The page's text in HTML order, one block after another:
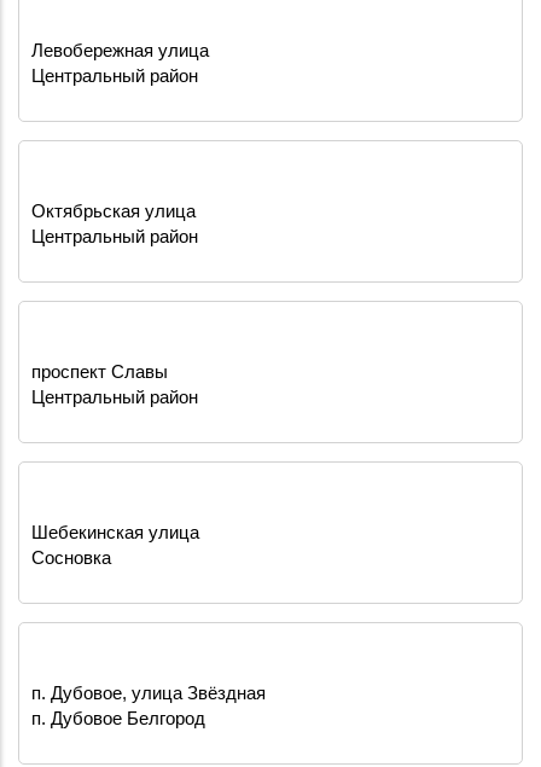
Левобережная улица
Центральный район
Октябрьская улица
Центральный район
проспект Славы
Центральный район
Шебекинская улица
Сосновка
п. Дубовое, улица Звёздная
п. Дубовое Белгород